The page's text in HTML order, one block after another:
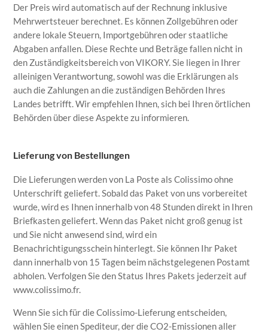
Der Preis wird automatisch auf der Rechnung inklusive
Mehrwertsteuer berechnet. Es können Zollgebühren oder
andere lokale Steuern, Importgebühren oder staatliche
Abgaben anfallen. Diese Rechte und Beträge fallen nicht in
den Zuständigkeitsbereich von VIKORY. Sie liegen in Ihrer
alleinigen Verantwortung, sowohl was die Erklärungen als
auch die Zahlungen an die zuständigen Behörden Ihres
Landes betrifft. Wir empfehlen Ihnen, sich bei Ihren örtlichen
Behörden über diese Aspekte zu informieren.
Lieferung von Bestellungen
Die Lieferungen werden von La Poste als Colissimo ohne
Unterschrift geliefert. Sobald das Paket von uns vorbereitet
wurde, wird es Ihnen innerhalb von 48 Stunden direkt in Ihren
Briefkasten geliefert. Wenn das Paket nicht groß genug ist
und Sie nicht anwesend sind, wird ein
Benachrichtigungsschein hinterlegt. Sie können Ihr Paket
dann innerhalb von 15 Tagen beim nächstgelegenen Postamt
abholen. Verfolgen Sie den Status Ihres Pakets jederzeit auf
www.colissimo.fr.
Wenn Sie sich für die Colissimo-Lieferung entscheiden,
wählen Sie einen Spediteur, der die CO2-Emissionen aller